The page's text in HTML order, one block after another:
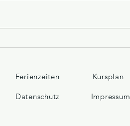
Ferienzeiten
Datenschutz
Kursplan
Impressum